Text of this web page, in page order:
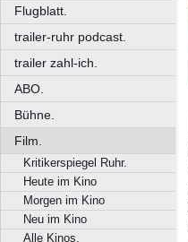
Flugblatt.
trailer-ruhr podcast.
trailer zahl-ich.
ABO.
Bühne.
Film.
Kritikerspiegel Ruhr.
Heute im Kino
Morgen im Kino
Neu im Kino
Alle Kinos.